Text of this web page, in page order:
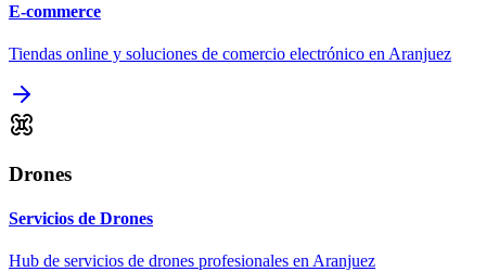
E-commerce
Tiendas online y soluciones de comercio electrónico en Aranjuez
Drones
Servicios de Drones
Hub de servicios de drones profesionales en Aranjuez